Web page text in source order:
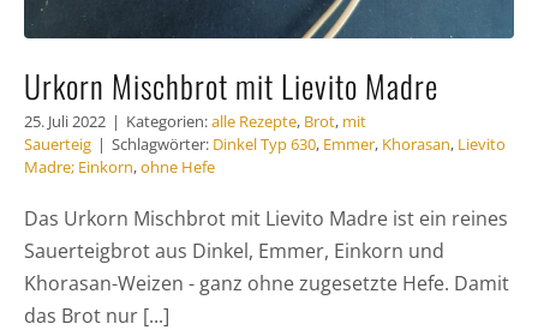
Urkorn Mischbrot mit Lievito Madre
25. Juli 2022 | Kategorien:alle Rezepte, Brot, mit
Sauerteig | Schlagwörter: Dinkel Typ 630, Emmer, Khorasan, Lievito
Madre; Einkorn,ohne Hefe
Das Urkorn Mischbrot mit Lievito Madre ist ein reines
Sauerteigbrot aus Dinkel, Emmer, Einkorn und
Khorasan-Weizen - ganz ohne zugesetzte Hefe. Damit
das Brot nur [...]